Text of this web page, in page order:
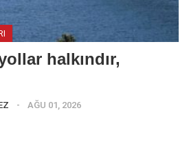
halkındır,
AĞU 01, 2026